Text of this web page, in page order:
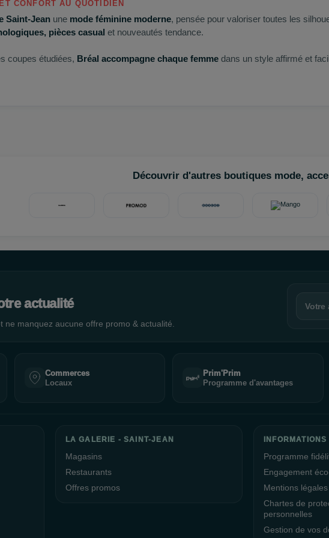
CONFORT AU QUOTIDIEN
Saint‑Jean une mode féminine moderne, pensée pour valoriser toutes les
pièces casual et nouveautés tendance.
coupes étudiées, Bréal accompagne chaque femme dans un style affirmé et
Découvrir d'autres boutiques mode,
actualité
manquez aucune offre promo & actualité.
Commerces
Locaux
Prim'Prim
Programme d'avantages
LA GALERIE - SAINT-JEAN
Magasins
Restaurants
Offres promos
Programme
Engagement
Mentions
Chartes de
personnelles
Gestion de vos